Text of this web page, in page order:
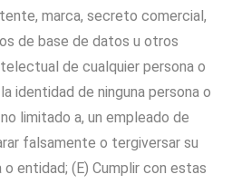
marca, secreto comercial,
de base de datos u otros
de cualquier persona o
identidad de ninguna persona o
limitado a, un empleado de
falsamente o tergiversar su
entidad; (E) Cumplir con estas